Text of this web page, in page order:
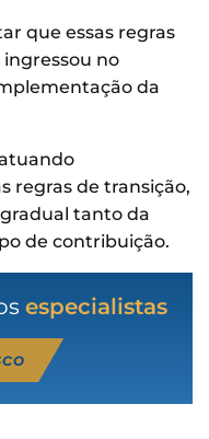
que essas regras
ingressou no
da
regras de transição,
tanto da
de contribuição.
especialistas